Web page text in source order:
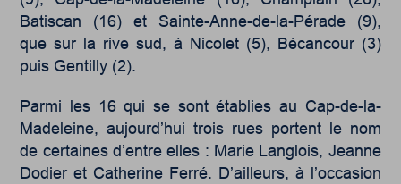
Batiscan (16) et Sainte-Anne-de-la-Pérade (9),
que sur la rive sud, à Nicolet (5), Bécancour (3)
puis Gentilly (2).
Parmi les 16 qui se sont établies au Cap-de-la-
Madeleine, aujourd’hui trois rues portent le nom
de certaines d’entre elles : Marie Langlois, Jeanne
Dodier et Catherine Ferré. D’ailleurs, à l’occasion